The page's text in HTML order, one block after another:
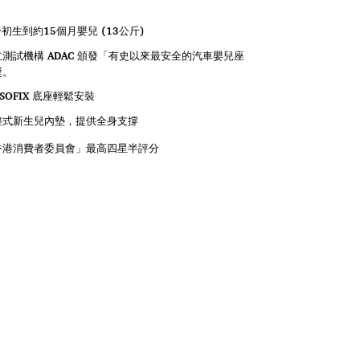
初生到約15個月嬰兒 (13公斤)
試機構 ADAC 頒發「有史以來最安全的汽車嬰兒座
底座輕鬆安裝
新生兒內墊，提供全身支撐
消費者委員會」最高四星半評分